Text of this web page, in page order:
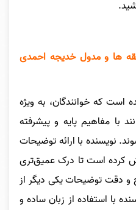
ها و مدول خدیجه احمدی
است که خوانندگان، به ویژه
با مفاهیم پایه و پیشرفته
نویسنده با ارائه توضیحات
کرده است تا درک عمیق‌تری
و دقت توضیحات یکی دیگر از
با استفاده از زبان ساده و